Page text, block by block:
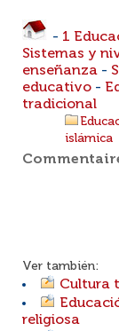
- 1
Sistemas y
enseñanza -
educativo -
tradicional
islámica
Ver también:
Cultura
religiosa